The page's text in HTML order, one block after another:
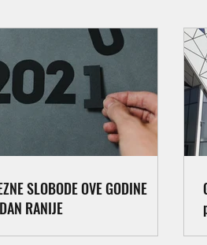
SLOBODE OVE GODINE
RANIJE